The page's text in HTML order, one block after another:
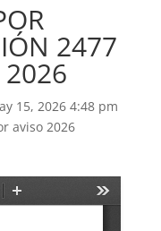
2477
2026
15, 2026 4:48 pm
aviso 2026